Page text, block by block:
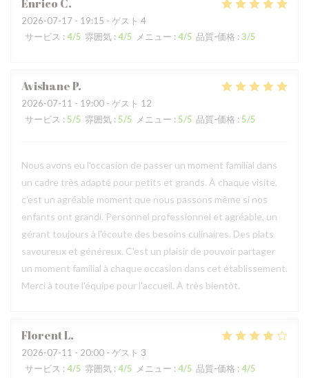
Enrico C
2026-07-17 - 19:15 - ゲスト 4
サービス : 4/5 雰囲気 : 4/5 メニュー : 4/5 品質-価格 : 3/5
AvishaneP
2026-07-11 - 19:00 - ゲスト 12
サービス : 5/5 雰囲気 : 5/5 メニュー : 5/5 品質-価格 : 5/5
Nous avons eu l'occasion de passer un moment familial dans
un cadre très adapté pour petits et grands. À chaque visite,
c'est un agréable moment que nous passons même si nos
enfants ont grandi. Personnel professionnel et agréable, un
gérant toujours à l'écoute des besoins culinaires. Des plats
savoureux et généreux. C'est un plaisir de pouvoir partager
un moment familial à chaque occasion dans cet établissement.
Merci à toute l'équipe pour l'accueil. À très bientôt.
FlorentL
2026-07-11 - 20:00 - ゲスト 3
サービス : 4/5 雰囲気 : 4/5 メニュー : 4/5 品質-価格 : 4/5